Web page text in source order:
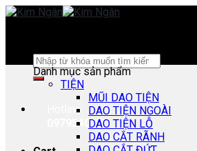
Skip
Search
for:
Hotline:
0979540178
Danh mục sản phẩm
TIỆN
MŨI DAO TIỆN
DAO TIỆN NGOÀI
DAO TIỆN LỖ
DAO CẮT RÃNH